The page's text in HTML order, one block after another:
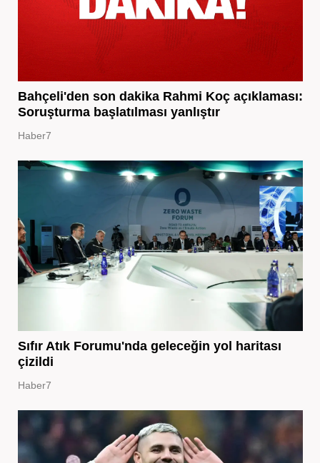
Bahçeli'den son dakika Rahmi Koç açıklaması:
Soruşturma başlatılması yanlıştır
Haber7
Sıfır Atık Forumu'nda geleceğin yol haritası
çizildi
Haber7